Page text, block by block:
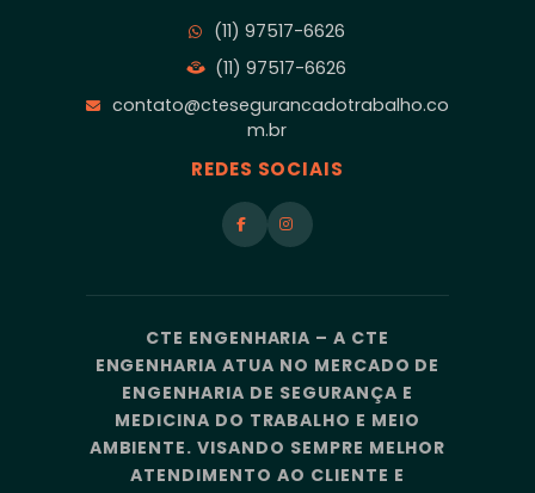
(11) 97517-6626
(11) 97517-6626
contato@ctesegurancadotrabalho.co
m.br
REDES SOCIAIS
CTE ENGENHARIA – A CTE
ENGENHARIA ATUA NO MERCADO DE
ENGENHARIA DE SEGURANÇA E
MEDICINA DO TRABALHO E MEIO
AMBIENTE. VISANDO SEMPRE MELHOR
ATENDIMENTO AO CLIENTE E